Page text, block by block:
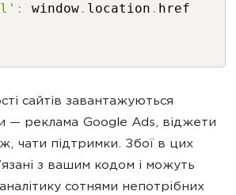
: window. location . href
сайтів завантажуються
— реклама Google Ads, віджети
чати підтримки. Збої в цих
з вашим кодом і можуть
сотнями непотрібних